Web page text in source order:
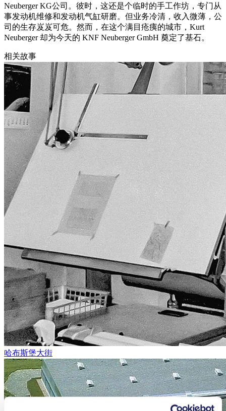
Neuberger KG公司。彼时，这还是个临时的手工作坊，专门从
事发动机维修和发动机气缸研磨。但业务冷清，收入微薄，公
司的生存岌岌可危。然而，在这个满目疮痍的城市，Kurt
Neuberger 却为今天的 KNF Neuberger GmbH 奠定了基石。
相关故事
哈布斯堡大街